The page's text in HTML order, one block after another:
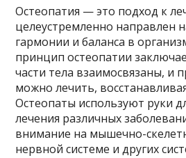
Остеопатия — это подход к
целеустремленно направлен
гармонии и баланса в
принцип остеопатии
части тела взаимосвязаны, и
можно лечить,
Остеопаты используют руки
лечения различных
внимание на мышечно-
нервной системе и других